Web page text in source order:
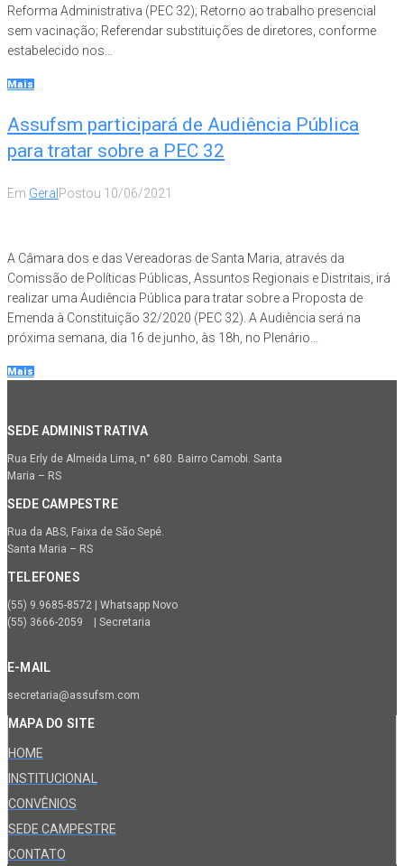
Reforma Administrativa (PEC 32); Retorno ao trabalho presencial
sem vacinação; Referendar substituições de diretores, conforme
estabelecido nos...
Mais
Assufsm participará de Audiência Pública
para tratar sobre a PEC 32
Em Geral Postou 10/06/2021
A Câmara dos e das Vereadoras de Santa Maria, através da
Comissão de Políticas Públicas, Assuntos Regionais e Distritais, irá
realizar uma Audiência Pública para tratar sobre a Proposta de
Emenda à Constituição 32/2020 (PEC 32). A Audiência será na
próxima semana, dia 16 de junho, às 18h, no Plenário...
Mais
SEDE ADMINISTRATIVA
Rua Erly de Almeida Lima, n° 680. Bairro Camobi. Santa
Maria – RS
SEDE CAMPESTRE
Rua da ABS, Faixa de São Sepé.
Santa Maria – RS
TELEFONES
(55) 9.9685-8572 | Whatsapp Novo
(55) 3666-2059 | Secretaria
E-MAIL
secretaria@assufsm.com
MAPA DO SITE
HOME
INSTITUCIONAL
CONVÊNIOS
SEDE CAMPESTRE
CONTATO